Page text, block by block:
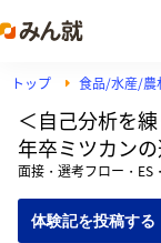
トップ 食品/水産/農
＜自己分析を
年卒ミツカン
面接・選考フロー・ES
体験記を投稿する